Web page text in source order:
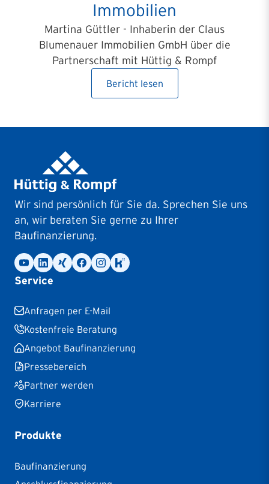
Immobilien
Martina Güttler - Inhaberin der Claus
Blumenauer Immobilien GmbH über die
Partnerschaft mit Hüttig & Rompf
Bericht lesen
Wir sind persönlich für Sie da. Sprechen Sie uns
an, wir beraten Sie gerne zu Ihrer
Baufinanzierung.
Service
Anfragen per E-Mail
Kostenfreie Beratung
Angebot Baufinanzierung
Pressebereich
Partner werden
Karriere
Produkte
Baufinanzierung